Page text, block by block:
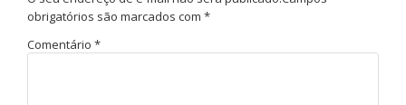
obrigatórios são marcados com *
Comentário *